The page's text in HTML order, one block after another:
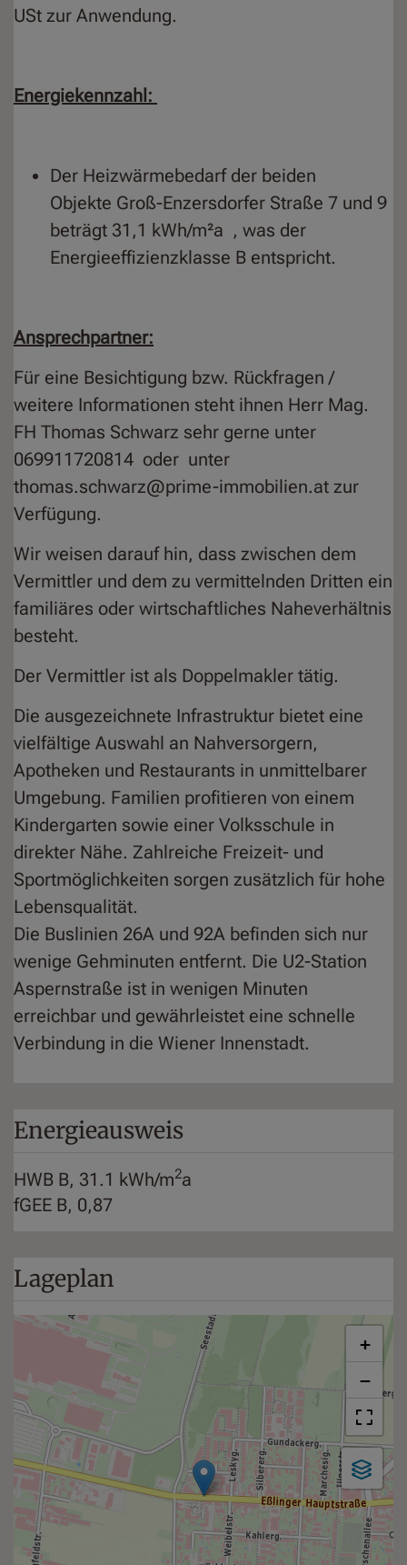
USt zur Anwendung.
Energiekennzahl:
Der Heizwärmebedarf der beiden
Objekte Groß-Enzersdorfer Straße 7 und 9
beträgt 31,1 kWh/m²a , was der
Energieeffizienzklasse B entspricht.
Ansprechpartner:
Für eine Besichtigung bzw. Rückfragen /
weitere Informationen steht ihnen Herr Mag.
FH Thomas Schwarz sehr gerne unter
069911720814 oder unter
thomas.schwarz@prime-immobilien.at zur
Verfügung.
Wir weisen darauf hin, dass zwischen dem
Vermittler und dem zu vermittelnden Dritten ein
familiäres oder wirtschaftliches Naheverhältnis
besteht.
Der Vermittler ist als Doppelmakler tätig.
Die ausgezeichnete Infrastruktur bietet eine
vielfältige Auswahl an Nahversorgern,
Apotheken und Restaurants in unmittelbarer
Umgebung. Familien profitieren von einem
Kindergarten sowie einer Volksschule in
direkter Nähe. Zahlreiche Freizeit- und
Sportmöglichkeiten sorgen zusätzlich für hohe
Lebensqualität.
Die Buslinien 26A und 92A befinden sich nur
wenige Gehminuten entfernt. Die U2-Station
Aspernstraße ist in wenigen Minuten
erreichbar und gewährleistet eine schnelle
Verbindung in die Wiener Innenstadt.
Energieausweis
HWB B, 31.1 kWh/m2a
fGEE B, 0,87
Lageplan
+
−